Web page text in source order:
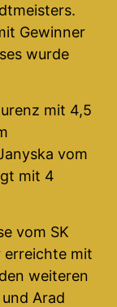
Gewinner
wurde
mit 4,5
vom
mit 4
vom SK
erreichte mit
weiteren
Arad